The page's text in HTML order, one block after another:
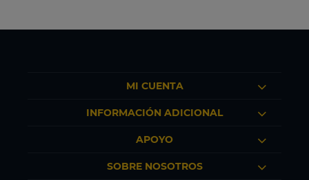
MI CUENTA
INFORMACIÓN ADICIONAL
APOYO
SOBRE NOSOTROS